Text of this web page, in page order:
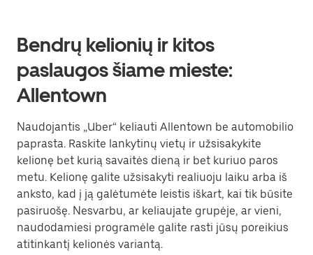
Bendrų kelionių ir kitos
paslaugos šiame mieste:
Allentown
Naudojantis „Uber“ keliauti Allentown be automobilio
paprasta. Raskite lankytinų vietų ir užsisakykite
kelionę bet kurią savaitės dieną ir bet kuriuo paros
metu. Kelionę galite užsisakyti realiuoju laiku arba iš
anksto, kad į ją galėtumėte leistis iškart, kai tik būsite
pasiruošę. Nesvarbu, ar keliaujate grupėje, ar vieni,
naudodamiesi programėle galite rasti jūsų poreikius
atitinkantį kelionės variantą.